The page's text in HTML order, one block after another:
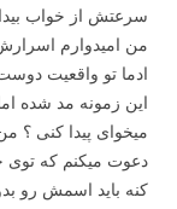
سرعتش از خواب
من امیدوارم
ادما تو واقعیت
این زمونه مد شده
میخوای پیدا کنی ؟
دعوت میکنم که